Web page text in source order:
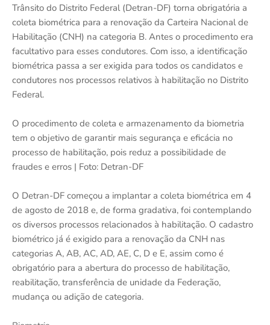
Trânsito do Distrito Federal (Detran-DF) torna obrigatória a
coleta biométrica para a renovação da Carteira Nacional de
Habilitação (CNH) na categoria B. Antes o procedimento era
facultativo para esses condutores. Com isso, a identificação
biométrica passa a ser exigida para todos os candidatos e
condutores nos processos relativos à habilitação no Distrito
Federal.
O procedimento de coleta e armazenamento da biometria
tem o objetivo de garantir mais segurança e eficácia no
processo de habilitação, pois reduz a possibilidade de
fraudes e erros | Foto: Detran-DF
O Detran-DF começou a implantar a coleta biométrica em 4
de agosto de 2018 e, de forma gradativa, foi contemplando
os diversos processos relacionados à habilitação. O cadastro
biométrico já é exigido para a renovação da CNH nas
categorias A, AB, AC, AD, AE, C, D e E, assim como é
obrigatório para a abertura do processo de habilitação,
reabilitação, transferência de unidade da Federação,
mudança ou adição de categoria.